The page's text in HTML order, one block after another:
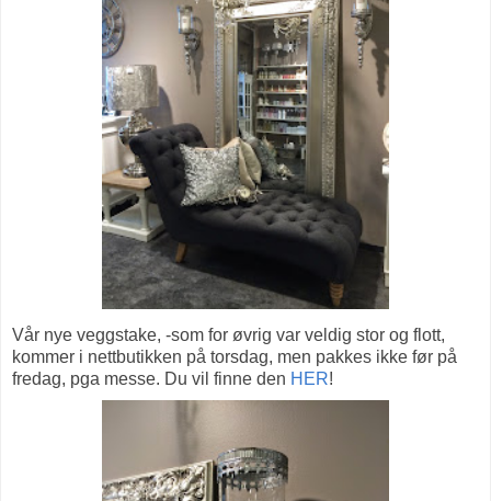
Vår nye veggstake, -som for øvrig var veldig stor og flott,
kommer i nettbutikken på torsdag, men pakkes ikke før på
fredag, pga messe. Du vil finne den HER!